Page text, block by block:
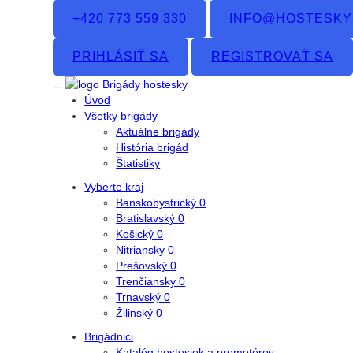
+420 773 559 330
PRIHLÁSIŤ SA REGISTROVAŤ SA
Úvod
Všetky brigády
Aktuálne brigády
História brigád
Štatistiky
Vyberte kraj
Banskobystrický0
Bratislavský0
Košický0
Nitriansky0
Prešovský0
Trenčiansky0
Trnavský0
Žilinský0
Brigádnici